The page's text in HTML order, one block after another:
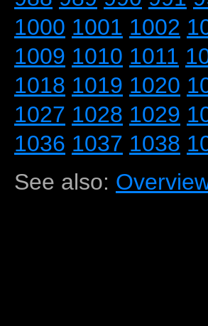
1000 1001 1002
1009 1010 1011
1018 1019 1020
1027 1028 1029
1036 1037 1038
See also: